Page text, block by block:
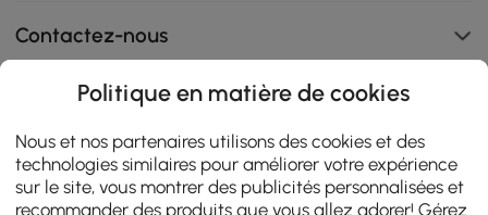
Contactez-nous
108K
4.9
star
rating
AVIS CERTIFIÉS
Politique en matière de cookies
Nous et nos partenaires utilisons des cookies et des
technologies similaires pour améliorer votre expérience
sur le site, vous montrer des publicités personnalisées et
recommander des produits que vous allez adorer! Gérez